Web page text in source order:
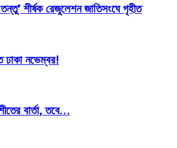
শীর্ষক রেজুলেশন জাতিসংঘে গৃহীত
ঢাকা নভেম্বর!
বার্তা, তবে…